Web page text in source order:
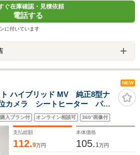
ぐ在庫確認・見積依頼
電話する
に付いています
NEW
ハイブリッド MV 純正8型ナ
カメラ シートヒーター パワ
ッドライト フォグランプ 純
アマット 純正ドアバイザー
ルシフト
購入プラン付 オンライン相談可 360°画像付
支払総額
112.9万円
本体価格
105. 1万円